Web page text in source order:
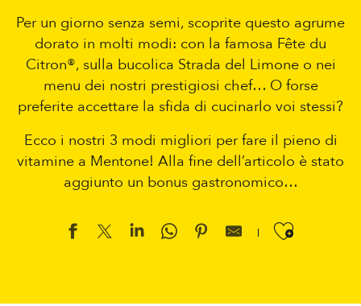
Per un giorno senza semi, scoprite questo agrume
dorato in molti modi: con la famosa Fête du
Citron®, sulla bucolica Strada del Limone o nei
menu dei nostri prestigiosi chef… O forse
preferite accettare la sfida di cucinarlo voi stessi?
Ecco i nostri 3 modi migliori per fare il pieno di
vitamine a Mentone! Alla fine dell’articolo è stato
aggiunto un bonus gastronomico…